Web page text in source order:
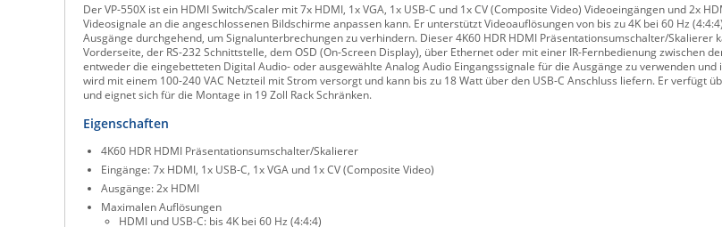
Der VP-550X ist ein HDMI Switch/Scaler mit 7x HDMI, 1x VGA, 1x USB-C und 1x CV (Composite Video) Videoeingängen und 2x
Videosignale an die angeschlossenen Bildschirme anpassen kann. Er unterstützt Videoauflösungen von bis zu 4K bei 60 Hz
Ausgänge durchgehend, um Signalunterbrechungen zu verhindern. Dieser 4K60 HDR HDMI Präsentationsumschalter/
Vorderseite, der RS-232 Schnittstelle, dem OSD (On-Screen Display), über Ethernet oder mit einer IR-Fernbedienung zwischen
entweder die eingebetteten Digital Audio- oder ausgewählte Analog Audio Eingangssignale für die Ausgänge zu verwenden und
wird mit einem 100-240 VAC Netzteil mit Strom versorgt und kann bis zu 18 Watt über den USB-C Anschluss liefern. Er verfügt
und eignet sich für die Montage in 19 Zoll Rack Schränken.
Eigenschaften
4K60 HDR HDMI Präsentationsumschalter/Skalierer
Eingänge: 7x HDMI, 1x USB-C, 1x VGA und 1x CV (Composite Video)
Ausgänge: 2x HDMI
Maximalen Auflösungen
HDMI und USB-C: bis 4K bei 60 Hz (4:4:4)